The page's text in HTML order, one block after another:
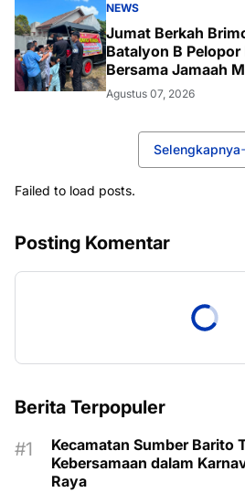
NEWS
Jumat Berkah
Batalyon B Pelopor
Bersama Jamaah
Agustus 07, 2026
Selengkapnya
Failed to load posts.
Posting Komentar
Berita Terpopuler
Kecamatan Sumber Barito
Kebersamaan dalam
Raya